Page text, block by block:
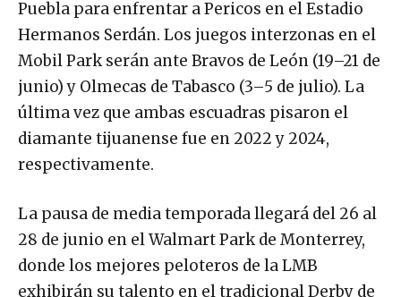
Puebla para enfrentar a Pericos en el Estadio
Hermanos Serdán. Los juegos interzonas en el
Mobil Park serán ante Bravos de León (19–21 de
junio) y Olmecas de Tabasco (3–5 de julio). La
última vez que ambas escuadras pisaron el
diamante tijuanense fue en 2022 y 2024,
respectivamente.
La pausa de media temporada llegará del 26 al
28 de junio en el Walmart Park de Monterrey,
donde los mejores peloteros de la LMB
exhibirán su talento en el tradicional Derby de